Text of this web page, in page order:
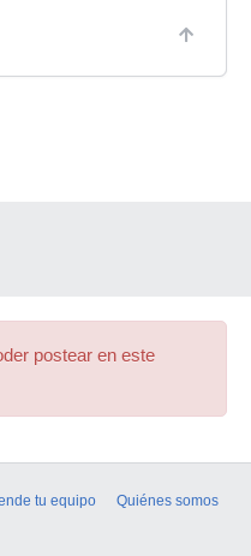
postear en este
tu equipo
Quiénes somos